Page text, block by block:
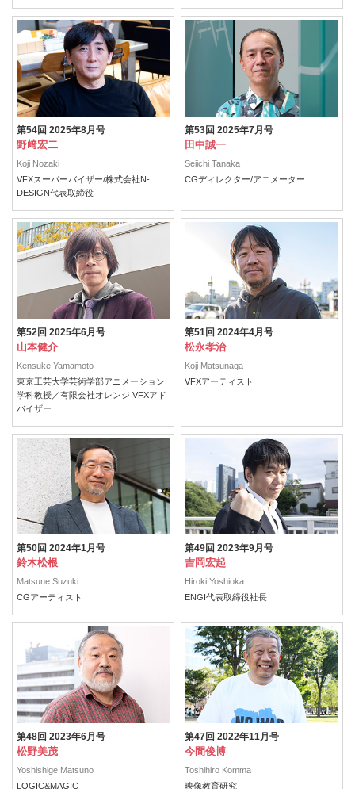
第54回 2025年8月号
野﨑宏二
Koji Nozaki
VFXスーパーバイザー/株式会社N-
DESIGN代表取締役
第53回 2025年7月号
田中誠一
Seiichi Tanaka
CGディレクター/アニメーター
第52回 2025年6月号
山本健介
Kensuke Yamamoto
東京工芸大学芸術学部アニメーション
学科教授／有限会社オレンジ VFXアド
バイザー
第51回 2024年4月号
松永孝治
Koji Matsunaga
VFXアーティスト
第50回 2024年1月号
鈴木松根
Matsune Suzuki
CGアーティスト
第49回 2023年9月号
吉岡宏起
Hiroki Yoshioka
ENGI代表取締役社長
第48回 2023年6月号
松野美茂
Yoshishige Matsuno
LOGIC&MAGIC
第47回 2022年11月号
今間俊博
Toshihiro Komma
映像教育研究